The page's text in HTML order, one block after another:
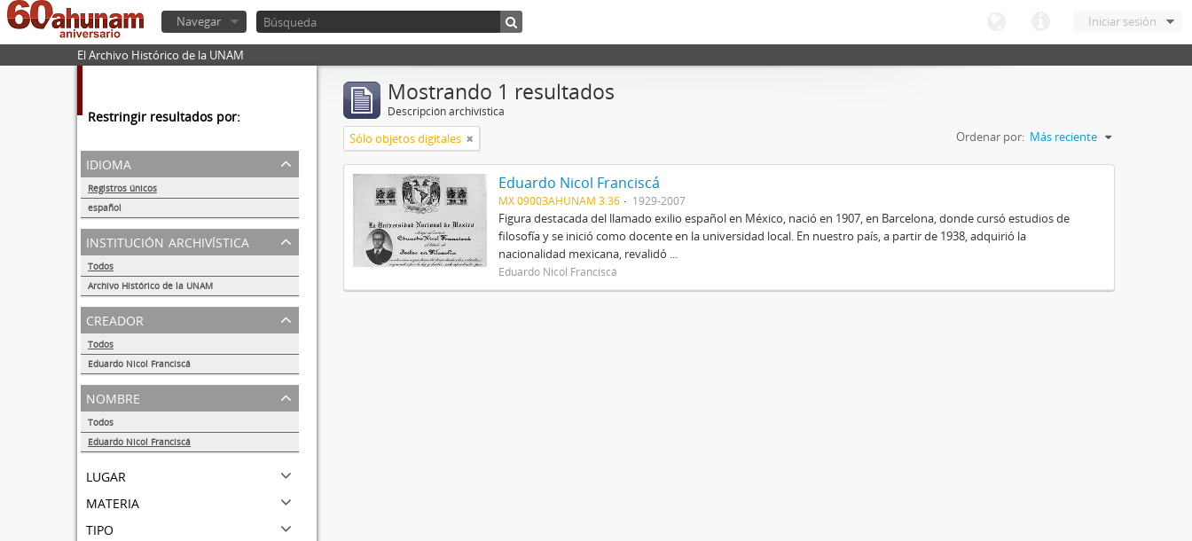
Iniciar sesión
Navegar
El Archivo Histórico de la UNAM
Restringir resultados por:
idioma
Registros únicos
español
1
institución archivística
Todos
Archivo Histórico de la UNAM
1
creador
Todos
Eduardo Nicol Franciscá
1
nombre
Todos
Eduardo Nicol Franciscá
lugar
materia
tipo
Mostrando 1 resultados
Descripción archivística
Sólo objetos digitales Ordenar por: Más reciente
Eduardo Nicol Franciscá
MX 09003AHUNAM 3.36 1929-2007
Figura destacada del llamado exilio español en México, nació en 1907, en Barcelona, donde cursó estudios de
filosofía y se inició como docente en la universidad local. En nuestro país, a partir de 1938, adquirió la
nacionalidad mexicana, revalidó ...
Eduardo Nicol Franciscá